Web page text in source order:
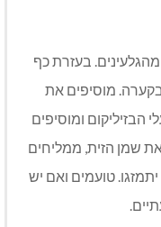
מהגלעינים. בעזרת כף
בקערה. מוסיפים את
הבזיליקום ומוסיפים
שמן הזית, ממליחים
טועמים ואם יש